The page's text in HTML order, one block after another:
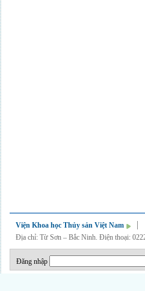
Viện Khoa học Thủy sản Việt Nam
Địa chỉ: Từ Sơn – Bắc Ninh. Điện thoại:
Đăng nhập